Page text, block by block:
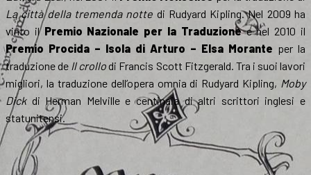
La città della tremenda notte di Rudyard Kipling. Nel 2009 ha
vinto il Premio Nazionale per la Traduzionee nel 2010 il
Premio Procida – Isola di Arturo – Elsa Morante per la
traduzione de Il crollodi Francis Scott Fitzgerald. Tra i suoi lavori
migliori, la traduzione dell’opera omnia di Rudyard Kipling, Moby
Dickdi Herman Melville e centinaia di altri scrittori inglesi e
statunitensi.